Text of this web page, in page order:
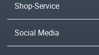
Shop-Service
Social Media